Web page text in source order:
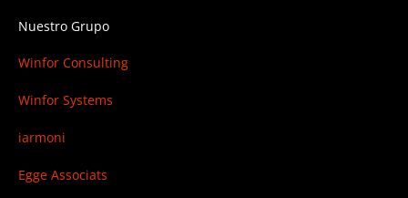
Nuestro Grupo
Winfor Consulting
Winfor Systems
iarmoni
Egge Associats